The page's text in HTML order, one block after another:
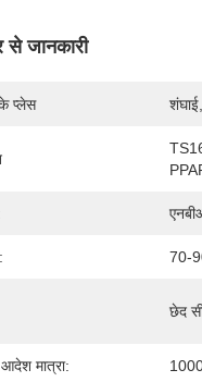
से जानकारी
के प्लेस
70-
छेद
मात्रा: